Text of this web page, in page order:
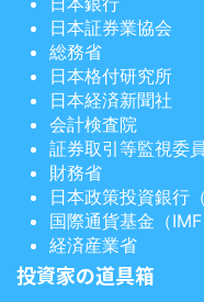
日本証券業協会
総務省
日本格付研究所
日本経済新聞社
会計検査院
証券取引等監視委
財務省
日本政策投資銀行
国際通貨基金（IMF
経済産業省
投資家の道具箱